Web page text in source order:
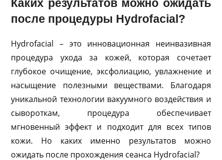
Каких результатов можно ожидать
после процедуры Hydrofacial?
Hydrofacial – это инновационная неинвазивная
процедура ухода за кожей, которая сочетает
глубокое очищение, эксфолиацию, увлажнение и
насыщение полезными веществами. Благодаря
уникальной технологии вакуумного воздействия и
сывороткам, процедура обеспечивает
мгновенный эффект и подходит для всех типов
кожи. Но каких именно результатов можно
ожидать после прохождения сеанса Hydrofacial?